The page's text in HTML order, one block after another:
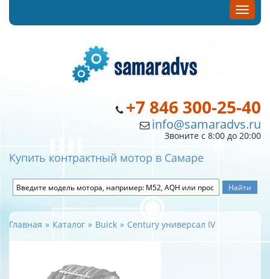
+7 846 300-25-40
info@samaradvs.ru
Звоните с 8:00 до 20:00
Купить контрактный мотор в Самаре
Главная Каталог Buick Century универсал IV